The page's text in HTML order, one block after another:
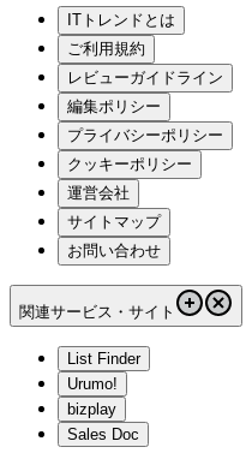
ITトレンドとは
ご利用規約
レビューガイドライン
編集ポリシー
プライバシーポリシー
クッキーポリシー
運営会社
サイトマップ
お問い合わせ
関連サービス・サイト
List Finder
Urumo!
bizplay
Sales Doc